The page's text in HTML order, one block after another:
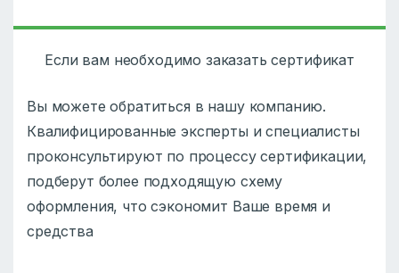
Если вам необходимо заказать сертификат
Вы можете обратиться в нашу компанию.
Квалифицированные эксперты и специалисты
проконсультируют по процессу сертификации,
подберут более подходящую схему
оформления, что сэкономит Ваше время и
средства